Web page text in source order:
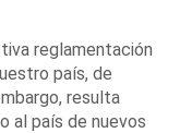
reglamentación
país, de
resulta
al país de nuevos